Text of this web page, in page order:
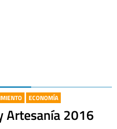
ECONOMÍA
Artesanía 2016